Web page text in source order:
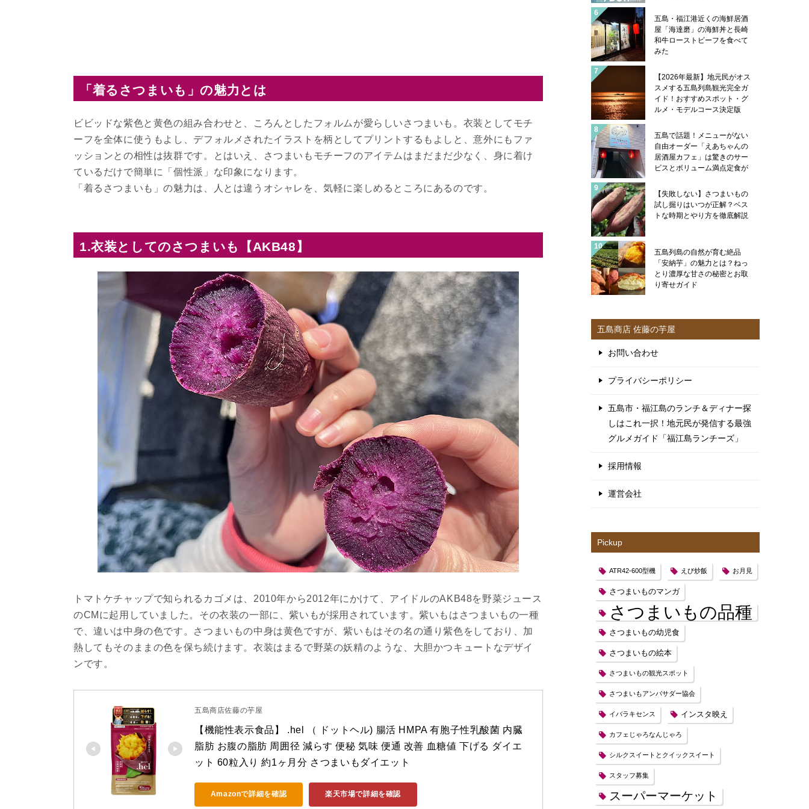
「着るさつまいも」の魅力とは
ビビッドな紫色と黄色の組み合わせと、ころんとしたフォルムが愛らしいさつまいも。衣装としてモチ
ーフを全体に使うもよし、デフォルメされたイラストを柄としてプリントするもよしと、意外にもファ
ッションとの相性は抜群です。とはいえ、さつまいもモチーフのアイテムはまだまだ少なく、身に着け
ているだけで簡単に「個性派」な印象になります。
「着るさつまいも」の魅力は、人とは違うオシャレを、気軽に楽しめるところにあるのです。
1.衣装としてのさつまいも【AKB48】
トマトケチャップで知られるカゴメは、2010年から2012年にかけて、アイドルのAKB48を野菜ジュース
のCMに起用していました。その衣装の一部に、紫いもが採用されています。紫いもはさつまいもの一種
で、違いは中身の色です。さつまいもの中身は黄色ですが、紫いもはその名の通り紫色をしており、加
熱してもそのままの色を保ち続けます。衣装はまるで野菜の妖精のような、大胆かつキュートなデザイ
ンです。
五島商店佐藤の芋屋
【機能性表示食品】 .hel （ ドットヘル) 腸活 HMPA 有胞子性乳酸菌 内臓
脂肪 お腹の脂肪 周囲径 減らす 便秘 気味 便通 改善 血糖値 下げる ダイエ
ット 60粒入り 約1ヶ月分 さつまいもダイエット
Amazonで詳細を確認 楽天市場で詳細を確認
五島・福江港近くの海鮮居酒
屋「海達磨」の海鮮丼と長崎
和牛ローストビーフを食べて
みた
【2026年最新】地元民がオス
スメする五島列島観光完全ガ
イド！おすすめスポット・グ
ルメ・モデルコース決定版
五島で話題！メニューがない
自由オーダー「えあちゃんの
居酒屋カフェ」は驚きのサー
ビスとボリューム満点定食が
【失敗しない】さつまいもの
試し掘りはいつが正解？ベス
トな時期とやり方を徹底解説
五島列島の自然が育む絶品
「安納芋」の魅力とは？ねっ
とり濃厚な甘さの秘密とお取
り寄せガイド
五島商店 佐藤の芋屋
お問い合わせ
プライバシーポリシー
五島市・福江島のランチ＆ディナー探
しはこれ一択！地元民が発信する最強
グルメガイド「福江島ランチーズ」
採用情報
運営会社
Pickup
ATR42-600型機 えび炒飯 お月見
さつまいものマンガ
さつまいもの品種
さつまいもの幼児食
さつまいもの絵本
さつまいもの観光スポット
さつまいもアンバサダー協会
イバラキセンス インスタ映え
カフェじゃろなんじゃろ
シルクスイートとクイックスイート
スタッフ募集
スーパーマーケット